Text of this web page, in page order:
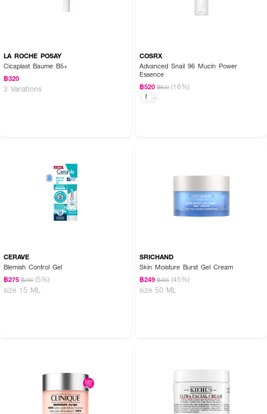
LA ROCHE POSAY
Cicaplast Baume B5+
฿320
3 Variations
COSRX
Advanced Snail 96 Mucin Power
Essence
฿520 ฿620 (16%)
-
CERAVE
Blemish Control Gel
฿275 ฿290 (5%)
size 15 ML
SRICHAND
Skin Moisture Burst Gel Cream
฿249 ฿455 (45%)
size 50 ML